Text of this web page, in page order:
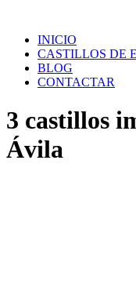
contenidoINICIO
CASTILLOS DE
BLOG
CONTACTAR
3 castillos
Ávila